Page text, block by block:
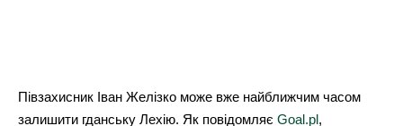
Півзахисник Іван Желізко може вже найближчим часом
залишити гданську Лехію. Як повідомляє Goal.pl,